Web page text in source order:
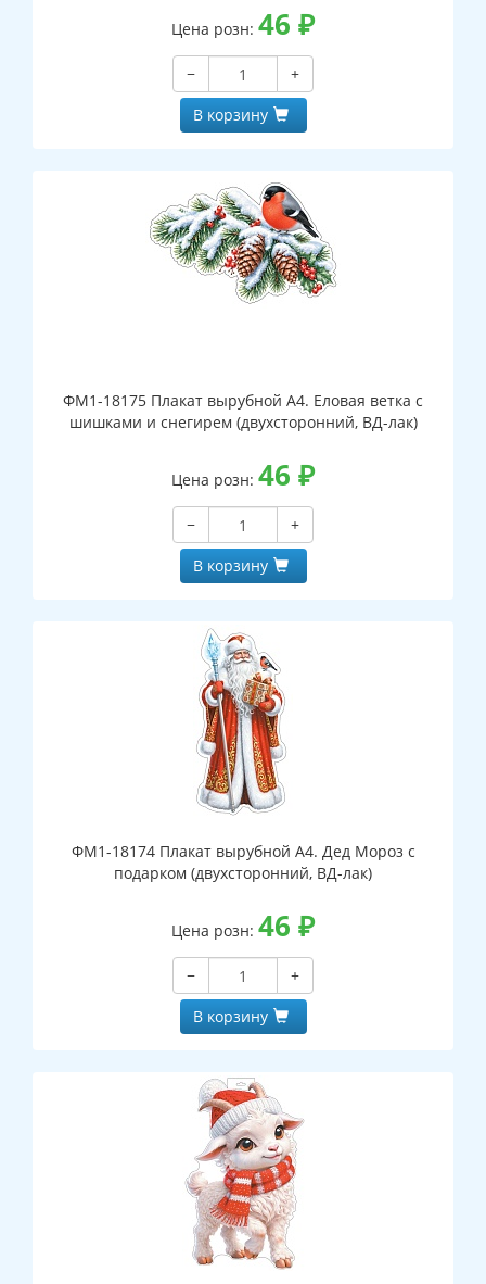
Цена розн: 46 ₽
−
+
В корзину
ФМ1-18175 Плакат вырубной А4. Еловая ветка с
шишками и снегирем (двухсторонний, ВД-лак)
Цена розн: 46 ₽
−
+
В корзину
ФМ1-18174 Плакат вырубной А4. Дед Мороз с
подарком (двухсторонний, ВД-лак)
Цена розн: 46 ₽
−
+
В корзину